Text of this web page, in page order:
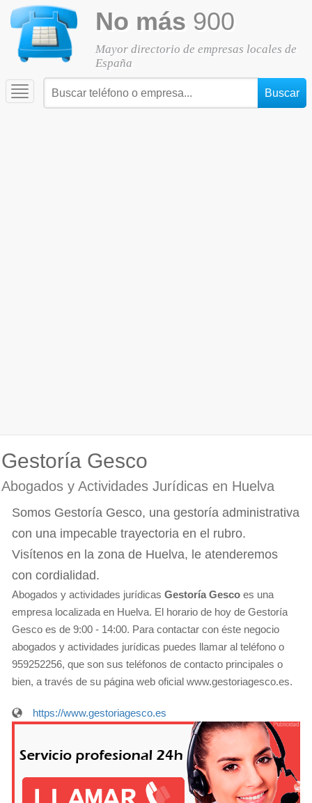
No más 900
Mayor directorio de empresas locales de
España
Toggle
navigation
Gestoría Gesco
Abogados y Actividades Jurídicas en Huelva
Somos Gestoría Gesco, una gestoría administrativa
con una impecable trayectoria en el rubro.
Visítenos en la zona de Huelva, le atenderemos
con cordialidad.
Abogados y actividades jurídicas Gestoría Gesco es una
empresa localizada en Huelva. El horario de hoy de Gestoría
Gesco es de 9:00 - 14:00. Para contactar con éste negocio
abogados y actividades jurídicas puedes llamar al teléfono o
959252256, que son sus teléfonos de contacto principales o
bien, a través de su página web oficial www.gestoriagesco.es.
https://www.gestoriagesco.es